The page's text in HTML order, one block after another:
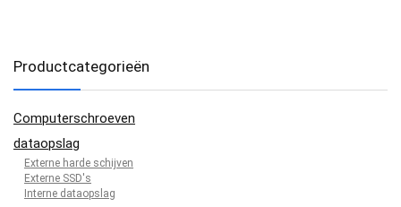
Productcategorieën
Computerschroeven
dataopslag
Externe harde schijven
Externe SSD's
Interne dataopslag